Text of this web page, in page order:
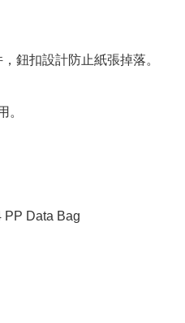
鈕扣設計防止紙張掉落。
。
PP Data Bag